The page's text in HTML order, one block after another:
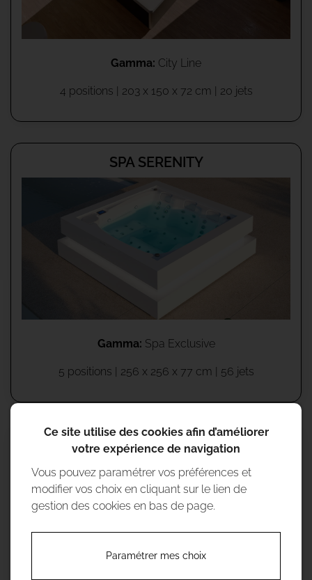
Gamma: City Line
4 positions | 203 x 150 x 72 cm | 20 jets
SPA SERENITY
Gamma: Spa Exclusive
5 positions | 256 x 256 x 77 cm | 56 jets
SPA TOUCH 5
Ce site utilise des cookies afin d’améliorer
votre expérience de navigation
Vous pouvez paramétrer vos préférences et
modifier vos choix en cliquant sur le lien de
gestion des cookies en bas de page.
Paramétrer mes choix